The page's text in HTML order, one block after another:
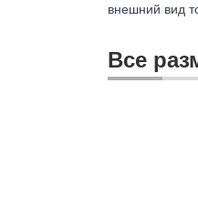
внешний вид
Все